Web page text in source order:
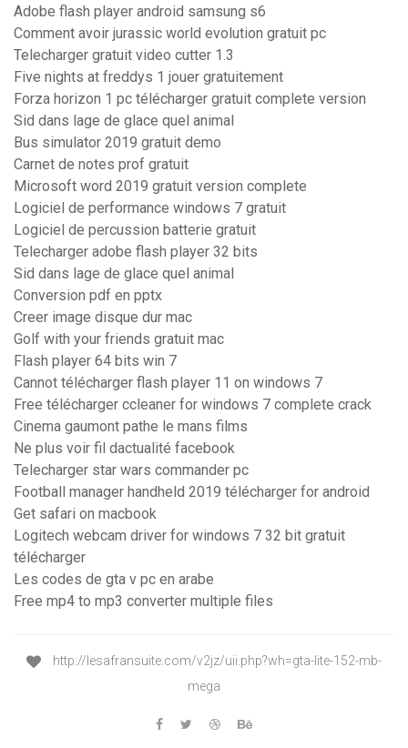
Adobe flash player android samsung s6
Comment avoir jurassic world evolution gratuit pc
Telecharger gratuit video cutter 1.3
Five nights at freddys 1 jouer gratuitement
Forza horizon 1 pc télécharger gratuit complete version
Sid dans lage de glace quel animal
Bus simulator 2019 gratuit demo
Carnet de notes prof gratuit
Microsoft word 2019 gratuit version complete
Logiciel de performance windows 7 gratuit
Logiciel de percussion batterie gratuit
Telecharger adobe flash player 32 bits
Sid dans lage de glace quel animal
Conversion pdf en pptx
Creer image disque dur mac
Golf with your friends gratuit mac
Flash player 64 bits win 7
Cannot télécharger flash player 11 on windows 7
Free télécharger ccleaner for windows 7 complete crack
Cinema gaumont pathe le mans films
Ne plus voir fil dactualité facebook
Telecharger star wars commander pc
Football manager handheld 2019 télécharger for android
Get safari on macbook
Logitech webcam driver for windows 7 32 bit gratuit
télécharger
Les codes de gta v pc en arabe
Free mp4 to mp3 converter multiple files
http://lesafransuite.com/v2jz/uii.php?wh=gta-lite-152-mb-
mega